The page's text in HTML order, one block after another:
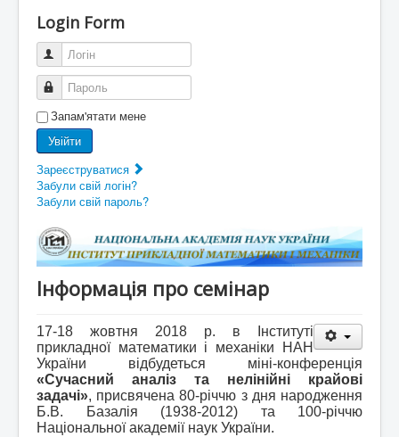
Login Form
Логін
Пароль
Запам'ятати мене
Увійти
Зареєструватися
Забули свій логін?
Забули свій пароль?
Інформація про семінар
17-18 жовтня 2018 р. в Інституті
прикладної математики і механіки НАН
України відбудеться міні-конференція
«Сучасний аналіз та нелінійні крайові
задачі», присвячена 80-річчю з дня народження
Б.В. Базалія (1938-2012) та 100-річчю
Національної академії наук України.